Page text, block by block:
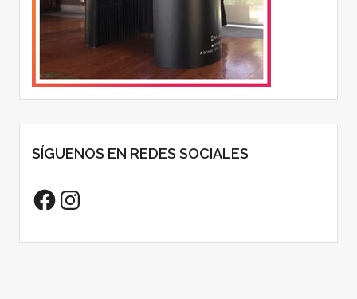
SÍGUENOS EN REDES SOCIALES
FacebookInstagram